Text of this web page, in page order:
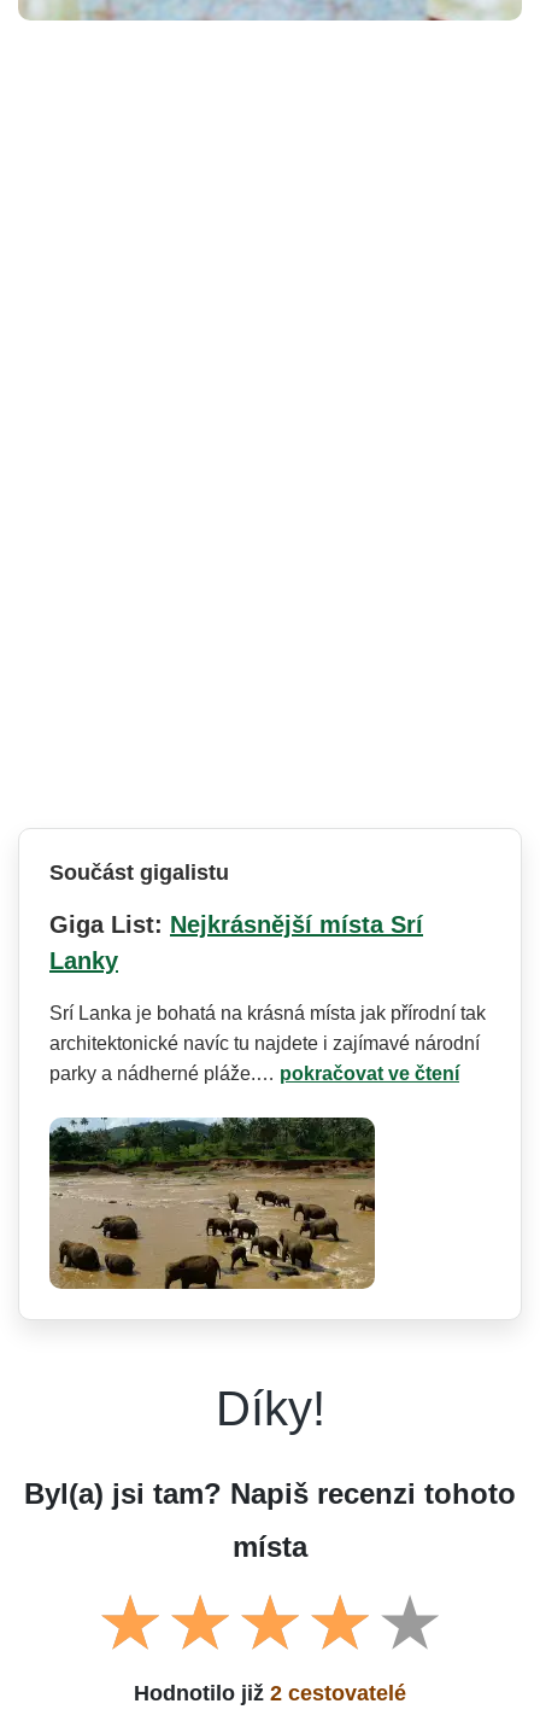
Součást gigalistu
Giga List: Nejkrásnější místa Srí
Lanky
Srí Lanka je bohatá na krásná místa jak přírodní tak
architektonické navíc tu najdete i zajímavé národní
parky a nádherné pláže.… pokračovat ve čtení
Díky!
Byl(a) jsi tam? Napiš recenzi tohoto
místa
Hodnotilo již 2 cestovatelé